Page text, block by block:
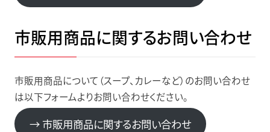
市販用商品に関するお問い合わせ
市販用商品について（スープ、カレーなど）のお問い合わせ
は以下フォームよりお問い合わせください。
→ 市販用商品に関するお問い合わせ